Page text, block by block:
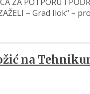
– Grad Ilok“ –
na